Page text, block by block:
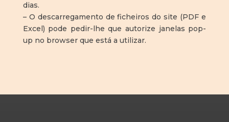
dias.
– O descarregamento de ficheiros do site (PDF e
Excel) pode pedir-lhe que autorize janelas pop-
up no browser que está a utilizar.